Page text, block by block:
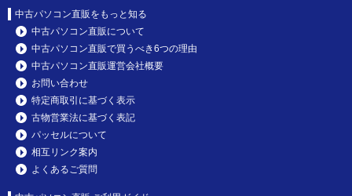
中古パソコン直販をもっと知る
中古パソコン直販について
中古パソコン直販で買うべき6つの理由
中古パソコン直販運営会社概要
お問い合わせ
特定商取引に基づく表示
古物営業法に基づく表記
パッセルについて
相互リンク案内
よくあるご質問